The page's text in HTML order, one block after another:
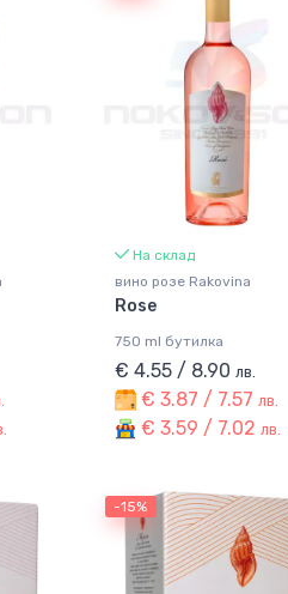
На склад
вино розе Rakovina
Rose
750 ml бутилка
€ 4.55 / 8.90 лв.
€ 3.87 / 7.57 лв.
€ 3.59 / 7.02 лв.
-15%